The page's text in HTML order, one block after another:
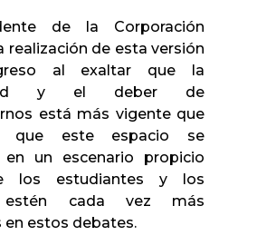
de la Corporación
realización de esta versión
al exaltar que la
y el deber de
está más vigente que
que este espacio se
en un escenario propicio
los estudiantes y los
estén cada vez más
en estos debates.